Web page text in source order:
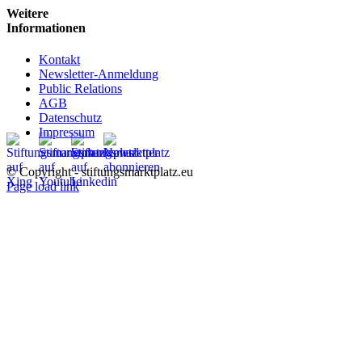
Weitere
Informationen
Kontakt
Newsletter-Anmeldung
Public Relations
AGB
Datenschutz
Impressum
© Copyright - stiftungsmarktplatz.eu
Page load link